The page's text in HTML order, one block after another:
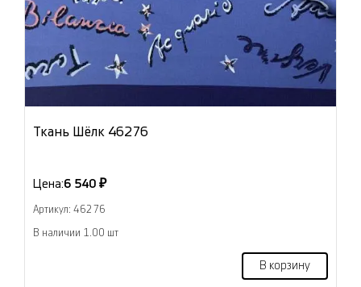
Ткань Шёлк 46276
Цена:6 540 ₽
Артикул: 46276
В наличии 1.00 шт
В корзину